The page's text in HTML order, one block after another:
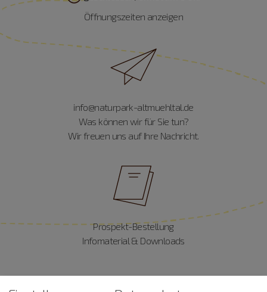
Öffnungszeiten anzeigen
info@naturpark-altmuehltal.de
Was können wir für Sie tun?
Wir freuen uns auf Ihre Nachricht.
Prospekt-Bestellung
Infomaterial & Downloads